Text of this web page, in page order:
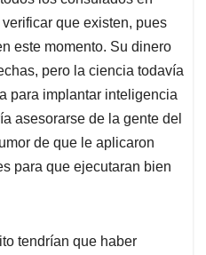
que existen, pues
este momento. Su dinero
pero la ciencia todavía
para implantar inteligencia
asesorarse de la gente del
de que le aplicaron
para que ejecutaran bien
tendrían que haber